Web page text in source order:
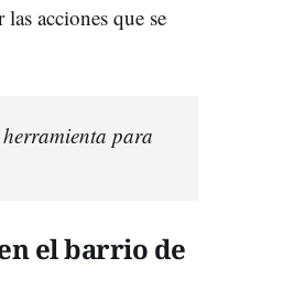
acciones que se
para
el barrio de